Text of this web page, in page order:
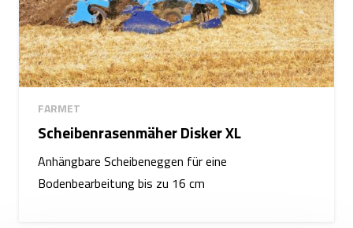
FARMET
Scheibenrasenmäher Disker XL
Anhängbare Scheibeneggen für eine
Bodenbearbeitung bis zu 16 cm